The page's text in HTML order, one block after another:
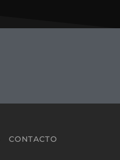
CONTACTO